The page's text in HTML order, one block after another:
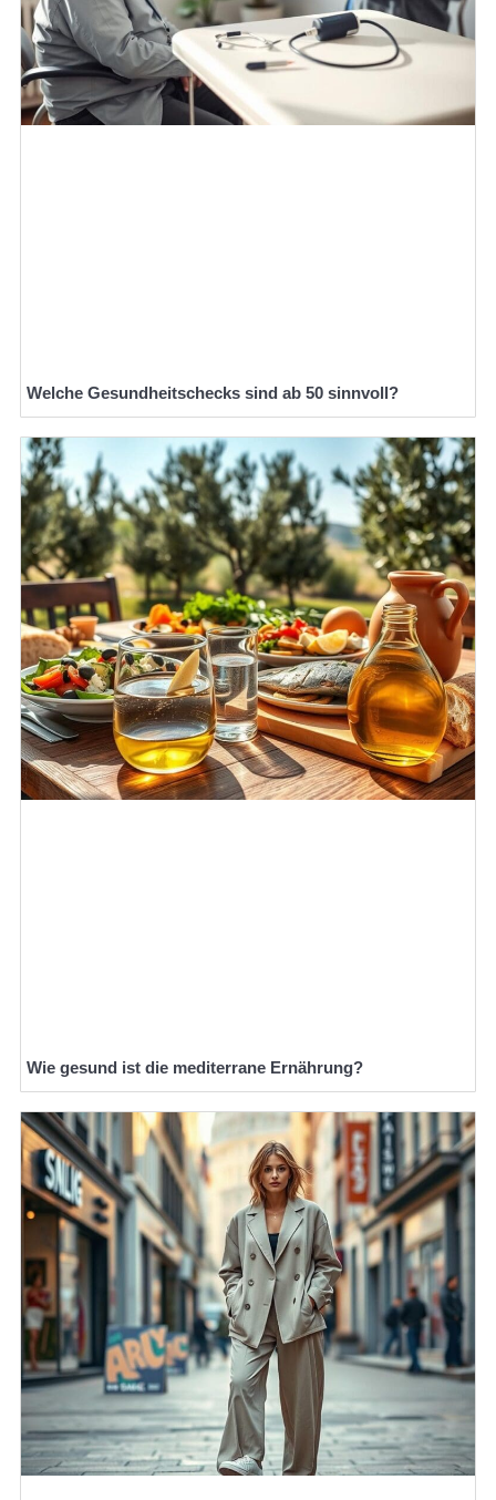
Welche Gesundheitschecks sind ab 50 sinnvoll?
Wie gesund ist die mediterrane Ernährung?